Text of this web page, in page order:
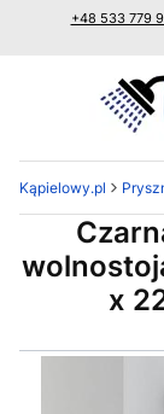
+48 533 779
Kąpielowy.pl
x